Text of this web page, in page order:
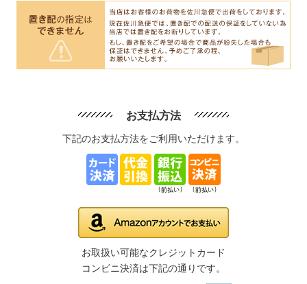
お支払方法
下記のお支払方法をご利用いただけます。
お取扱い可能なクレジットカード
コンビニ決済は下記の通りです。